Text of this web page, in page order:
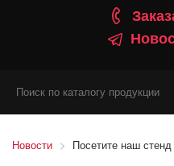
Новости Посетите наш